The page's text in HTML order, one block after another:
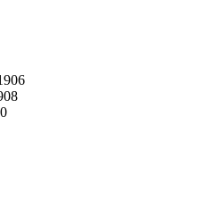
1888 - 1906
1906 - 1908
- 1930
- 1940